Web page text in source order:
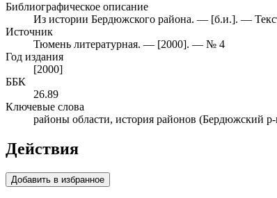
Библиографическое описание
Из истории Бердюжского района. — [б.и.]. —
Источник
Тюмень литературная. — [2000]. — № 4
Год издания
[2000]
ББК
26.89
Ключевые слова
районы области, история районов (Бердюжский
Действия
Добавить в избранное